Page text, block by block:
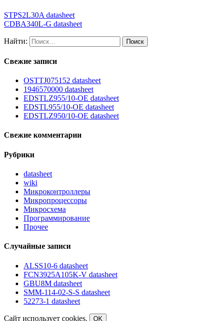
STPS2L30A datasheet
CDBA340L-G datasheet
Найти:
Свежие записи
OSTTJ075152 datasheet
1946570000 datasheet
EDSTLZ955/10-OE datasheet
EDSTL955/10-OE datasheet
EDSTLZ950/10-OE datasheet
Свежие комментарии
Рубрики
datasheet
wiki
Микроконтроллеры
Микропроцессоры
Микросхема
Программирование
Прочее
Случайные записи
ALSS10-6 datasheet
FCN3925A105K-V datasheet
GBU8M datasheet
SMM-114-02-S-S datasheet
52273-1 datasheet
Сайт использует cookies.
OK